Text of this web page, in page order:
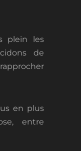
plein les
de
en plus
entre